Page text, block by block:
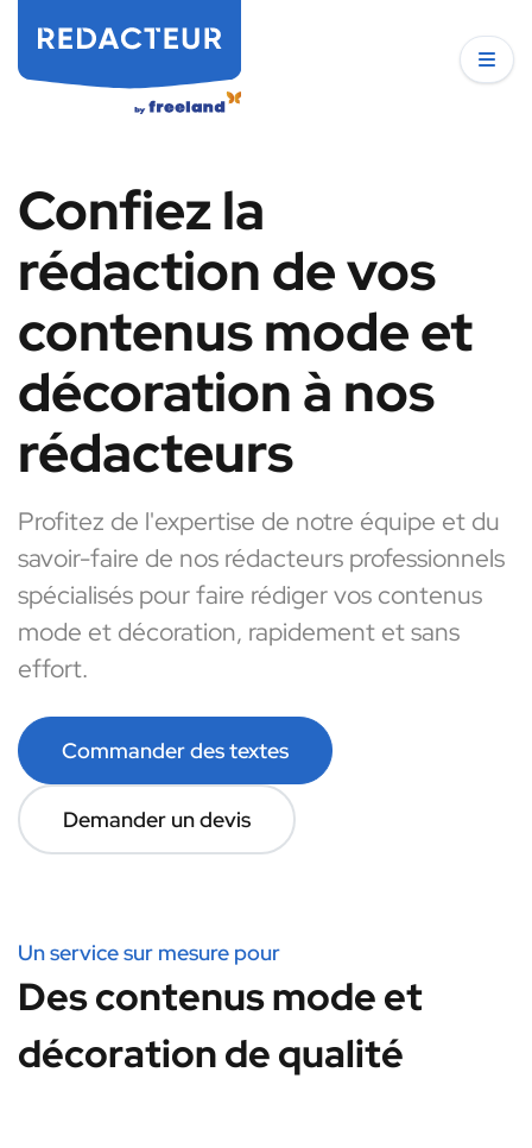
Confiez la
rédaction de vos
contenus mode et
décoration à nos
rédacteurs
Profitez de l'expertise de notre équipe et du
savoir-faire de nos rédacteurs professionnels
spécialisés pour faire rédiger vos contenus
mode et décoration, rapidement et sans
effort.
Commander des textes
Demander un devis
Un service sur mesure pour
Des contenus mode et
décoration de qualité